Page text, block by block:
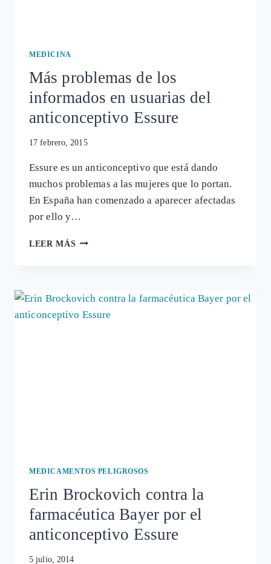
MEDICINA
Más problemas de los
informados en usuarias del
anticonceptivo Essure
17 febrero, 2015
Essure es un anticonceptivo que está dando
muchos problemas a las mujeres que lo portan.
En España han comenzado a aparecer afectadas
por ello y…
LEER MÁS MÁS
EN
USUARIAS
MEDICAMENTOS PELIGROSOS
Erin Brockovich contra la
farmacéutica Bayer por el
anticonceptivo Essure
5 julio, 2014